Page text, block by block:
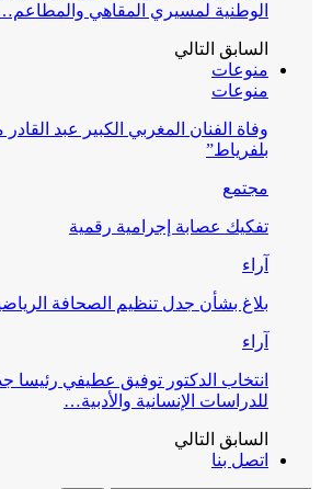
الوطنية لمسيري المقاهي
السابق التالي
منوعات
منوعات
وفاة الفنان المغربي الكبير عبد
بلفرياط”
مجتمع
تفكيك عصابة إجرامية رقمية
آراء
بلاغ بشأن جدل تنظيم الصحافة
آراء
انتخاب الدكتور توفيق عطيفي رئيسا
للدراسات الإنسانية والأدبية…
السابق التالي
اتصل بنا